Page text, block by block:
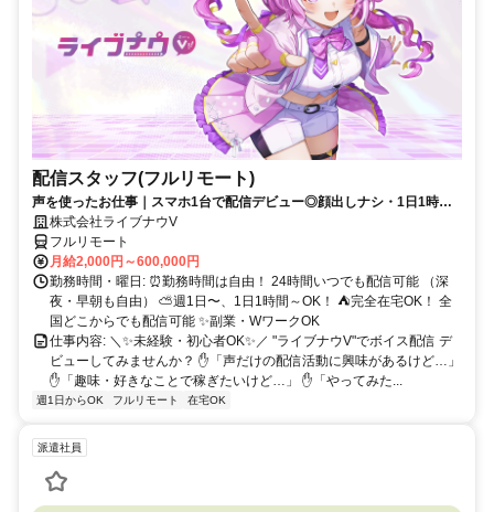
配信スタッフ(フルリモート)
声を使ったお仕事｜スマホ1台で配信デビュー◎顔出しナシ・1日1時間
～OK♪
株式会社ライブナウV
フルリモート
月給2,000円～600,000円
勤務時間・曜日: ⏰勤務時間は自由！ 24時間いつでも配信可能 （深
夜・早朝も自由） ⛅週1日〜、1日1時間～OK！ ⛺完全在宅OK！ 全
国どこからでも配信可能 ✨副業・WワークOK
仕事内容: ＼✨未経験・初心者OK✨／ "ライブナウV"でボイス配信 デ
ビューしてみませんか？ ✋「声だけの配信活動に興味があるけど…」
✋「趣味・好きなことで稼ぎたいけど…」 ✋「やってみた...
週1日からOK フルリモート 在宅OK
派遣社員